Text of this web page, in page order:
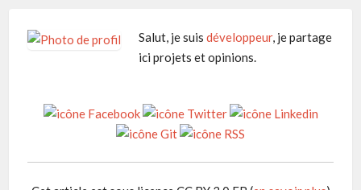
Salut, je suisdéveloppeur, je partage
ici projets et opinions.